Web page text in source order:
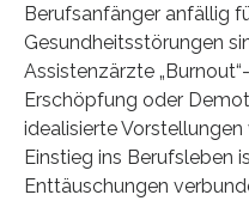
Berufsanfänger anfällig
Gesundheitsstörungen
Assistenzärzte
Erschöpfung oder
idealisierte
Einstieg ins Berufsleben
Enttäuschungen